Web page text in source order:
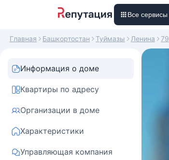
Все сервисы
Главная Башкортостан Туймазы Ленина 79
Информация о доме
Квартиры по адресу
Организации в доме
Характеристики
Управляющая компания